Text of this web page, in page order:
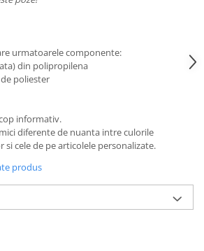
urmatoarele componente:
din polipropilena
poliester
informativ.
diferente de nuanta intre culorile
cele de pe articolele personalizate.
produs